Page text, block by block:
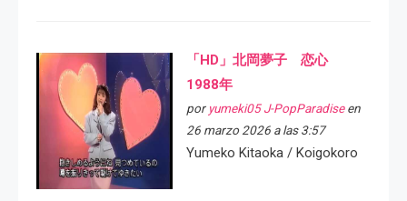
「HD」北岡夢子 恋心
1988年
por yumeki05 J-PopParadiseen
26 marzo 2026 a las 3:57
Yumeko Kitaoka / Koigokoro